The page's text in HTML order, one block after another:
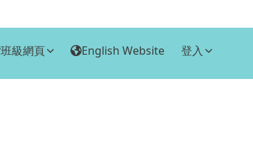
班級網頁 English Website 登入